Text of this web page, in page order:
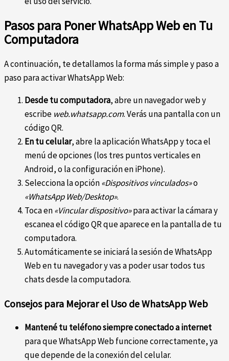
Pasos para Poner WhatsApp Web en Tu
Computadora
A continuación, te detallamos la forma más simple y paso a
paso para activar WhatsApp Web:
Desde tu computadora, abre un navegador web y
escribe web.whatsapp.com. Verás una pantalla con un
código QR.
En tu celular, abre la aplicación WhatsApp y toca el
menú de opciones (los tres puntos verticales en
Android, o la configuración en iPhone).
Selecciona la opción«Dispositivos vinculados»o
«WhatsApp Web/Desktop».
Toca en«Vincular dispositivo»para activar la cámara y
escanea el código QR que aparece en la pantalla de tu
computadora.
Automáticamente se iniciará la sesión de WhatsApp
Web en tu navegador y vas a poder usar todos tus
chats desde la computadora.
Consejos para Mejorar el Uso de WhatsApp Web
Mantené tu teléfono siempre conectado a internet
para que WhatsApp Web funcione correctamente, ya
que depende de la conexión del celular.